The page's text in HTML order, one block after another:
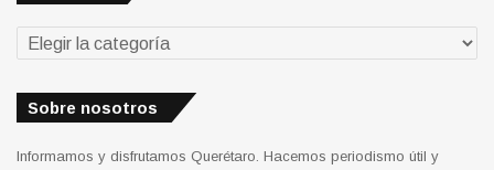
Secciones
Sobre nosotros
Informamos y disfrutamos Querétaro. Hacemos periodismo útil y